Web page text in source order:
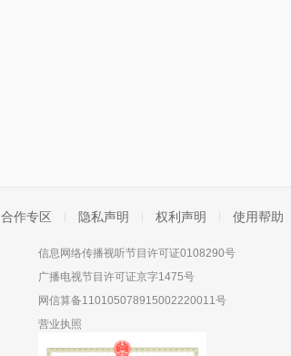
合作专区 隐私声明 权利声明 使用帮助
信息网络传播视听节目许可证0108290号
广播电视节目许可证京字1475号
网信算备110105078915002220011号
营业执照